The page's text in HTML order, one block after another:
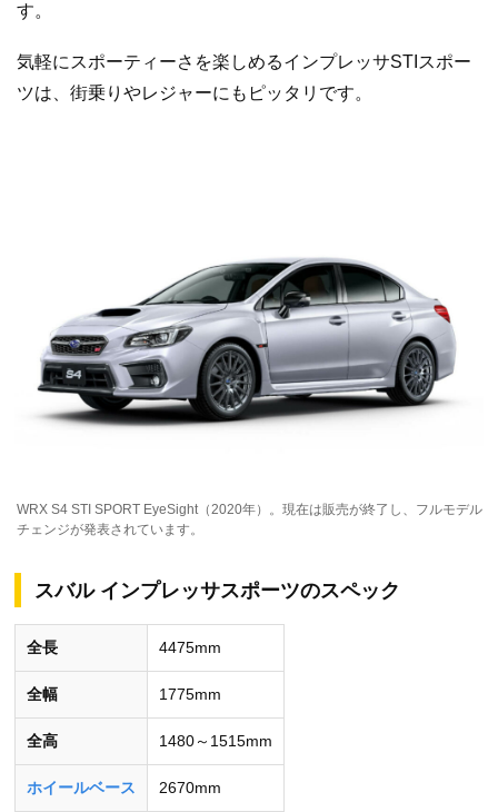
す。
気軽にスポーティーさを楽しめるインプレッサSTIスポー
ツは、街乗りやレジャーにもピッタリです。
WRX S4 STI SPORT EyeSight（2020年）。現在は販売が終了し、フルモデル
チェンジが発表されています。
スバル インプレッサスポーツのスペック
全長 4475mm
全幅 1775mm
全高 1480～1515mm
ホイールベース 2670mm